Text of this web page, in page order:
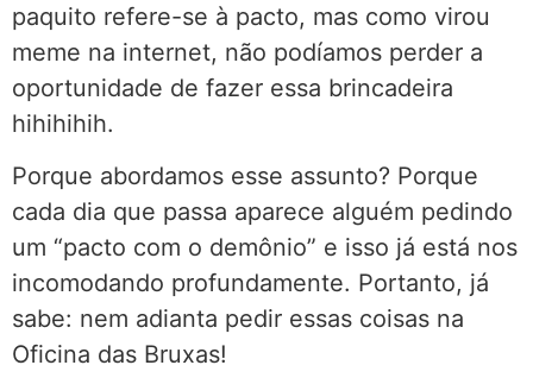
paquito refere-se à pacto, mas como virou
meme na internet, não podíamos perder a
oportunidade de fazer essa brincadeira
hihihihih.
Porque abordamos esse assunto? Porque
cada dia que passa aparece alguém pedindo
um “pacto com o demônio” e isso já está nos
incomodando profundamente. Portanto, já
sabe: nem adianta pedir essas coisas na
Oficina das Bruxas!